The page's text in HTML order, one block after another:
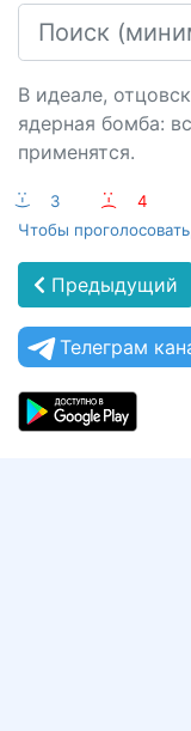
В идеале,
ядерная бомба:
применятся.
:-) 3 :-(
4
Чтобы
Предыдущий
Телеграм